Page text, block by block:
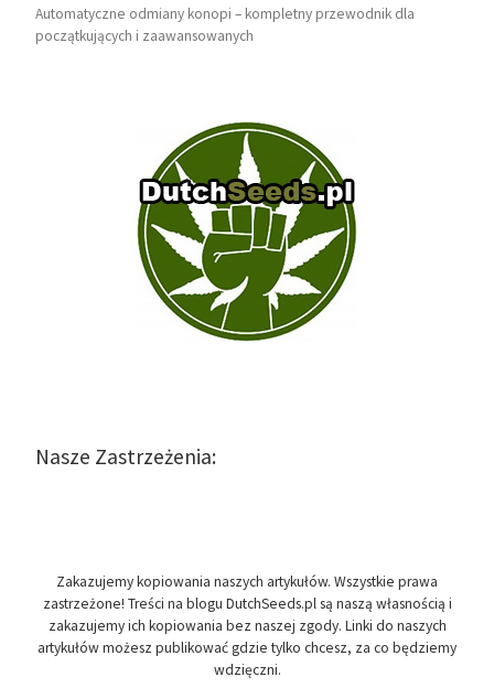
Automatyczne odmiany konopi – kompletny przewodnik dla
początkujących i zaawansowanych
Nasze Zastrzeżenia:
Zakazujemy kopiowania naszych artykułów. Wszystkie prawa
zastrzeżone! Treści na blogu DutchSeeds.pl są naszą własnością i
zakazujemy ich kopiowania bez naszej zgody. Linki do naszych
artykułów możesz publikować gdzie tylko chcesz, za co będziemy
wdzięczni.